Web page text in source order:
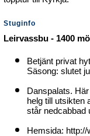
Stuginfo
Leirvassbu - 1400
Betjänt privat
Säsong: slutet
Danspalats.
helg till utsikten
står nedcabbad
Hemsida: